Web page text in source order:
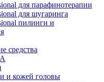
для парафинотерапии
для шугаринга
пилинги и
средства
и кожей головы